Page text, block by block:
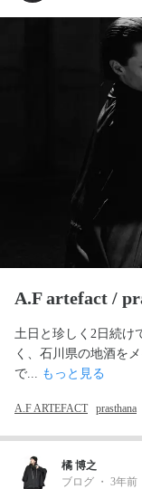
A.F artefact /
土日と珍しく2日続け
く、石川県の地酒を
で...
もっと見る
A.F ARTEFACT prasthana
橘 博之
ブログ ・ 3年前